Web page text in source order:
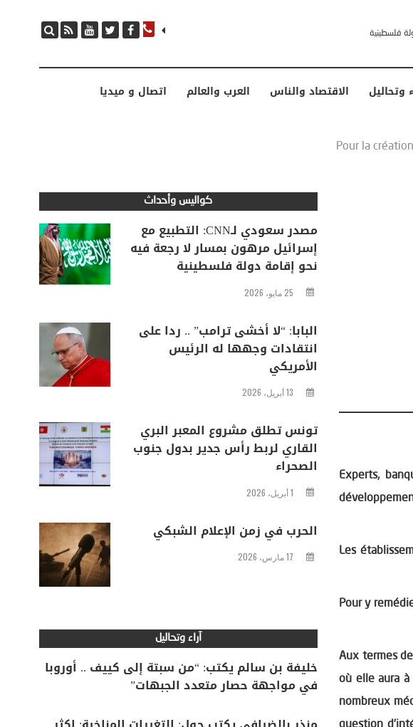
مصدر سعودي لـCNN: التطبيع مع إسرائيل مرهون بمسار لا رجعة فيه نحو إقامة دولة فلسطينية
وتحاليل الاقتصاد والناس العرب والعالم اتصال و ميديا
Pour la
Experts,
Les
Pour y
Aux termes
où elle aura à
nombreux
كواليس وأحداث
مصدر سعودي لـCNN: التطبيع مع
إسرائيل مرهون بمسار لا رجعة فيه
نحو إقامة دولة فلسطينية
25 مايو، 2026
البابا: “لا أخشى ترامب” .. ردا على
انتقادات وجهها له الرئيس
الأمريكي
13 أبريل، 2026
تونس تطلق مشروع المعبر البري
القاري لربط رأس جدير بدول جنوب
الصحراء
1 أبريل، 2026
الحرب في زمن الإعلام الشبكي
17 مارس، 2026
آراء وتحاليل
خليفة بن سالم يكتب: “من سبتة إلى كييف .. أوروبا
في مواجهة حصار متعدد الجبهات”